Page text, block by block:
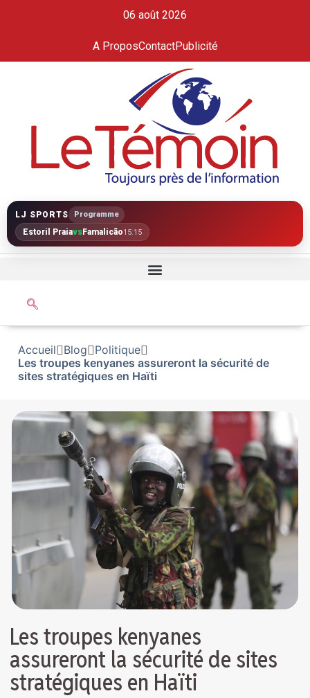
06 août 2026
A ProposContactPublicité
LJ SPORTS Programme
Estoril PraiavsFamalicão15:15
Accueil Blog
Politique
Les troupes kenyanes assureront la sécurité de
sites stratégiques en Haïti
Les troupes kenyanes
assureront la sécurité de sites
stratégiques en Haïti